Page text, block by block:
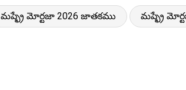
మష్ఫ్రే మోర్టజా 2026 జాతకము మష్ఫ్రే